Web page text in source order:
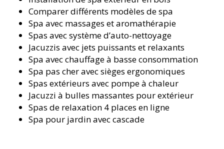
Comparer différents modèles de spa
Spa avec massages et aromathérapie
Spas avec système d’auto-nettoyage
Jacuzzis avec jets puissants et relaxants
Spa avec chauffage à basse consommation
Spa pas cher avec sièges ergonomiques
Spas extérieurs avec pompe à chaleur
Jacuzzi à bulles massantes pour extérieur
Spas de relaxation 4 places en ligne
Spa pour jardin avec cascade